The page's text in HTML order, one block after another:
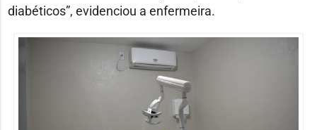
diabéticos”, evidenciou a enfermeira.